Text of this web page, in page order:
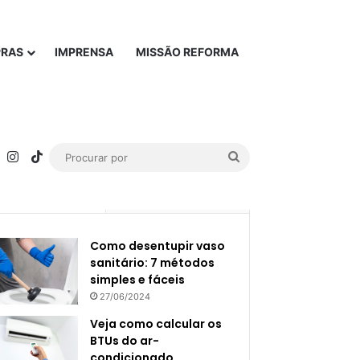
IMPRENSA MISSÃO REFORMA
Instagram
TikTok
Como desentupir vaso
sanitário: 7 métodos
simples e fáceis
27/06/2024
Veja como calcular os
BTUs do ar-